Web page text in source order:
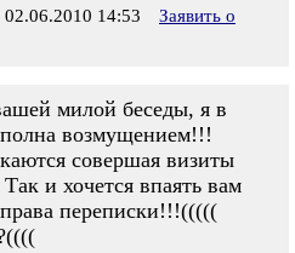
02.06.2010 14:53
Заявить о
милой беседы, я в
возмущением!!!
совершая визиты
и хочется впаять вам
переписки!!!(((((